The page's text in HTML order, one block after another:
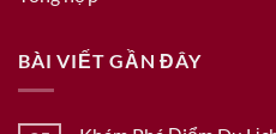
BÀI VIẾT GẦN ĐÂY